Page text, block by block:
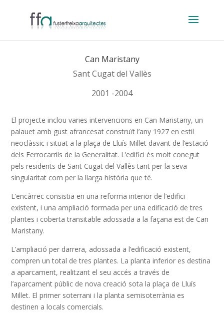
Can Maristany
Sant Cugat del Vallès
2001 -2004
El projecte inclou varies intervencions en Can Maristany, un
palauet amb gust afrancesat construït l’any 1927 en estil
neoclàssic i situat a la plaça de Lluís Millet davant de l’estació
dels Ferrocarrils de la Generalitat. L’edifici és molt conegut
pels residents de Sant Cugat del Vallès tant per la seva
singularitat com per la llarga història que té.
L’encàrrec consistia en una reforma interior de l’edifici
existent, i una ampliació formada per una edificació de tres
plantes i coberta transitable adossada a la façana est de Can
Maristany.
L’ampliació per darrera, adossada a l’edificació existent,
compren un total de tres plantes. La planta inferior es destina
a aparcament, realitzant el seu accés a través de
l’aparcament públic de nova creació sota la plaça de Lluís
Millet. El primer soterrani i la planta semisoterrània es
destinen a locals comercials.